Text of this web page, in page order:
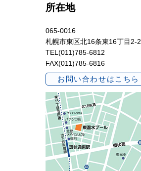
所在地
065-0016
札幌市東区北16条東16丁目2-2
TEL(011)785-6812
FAX(011)785-6816
お問い合わせはこちら